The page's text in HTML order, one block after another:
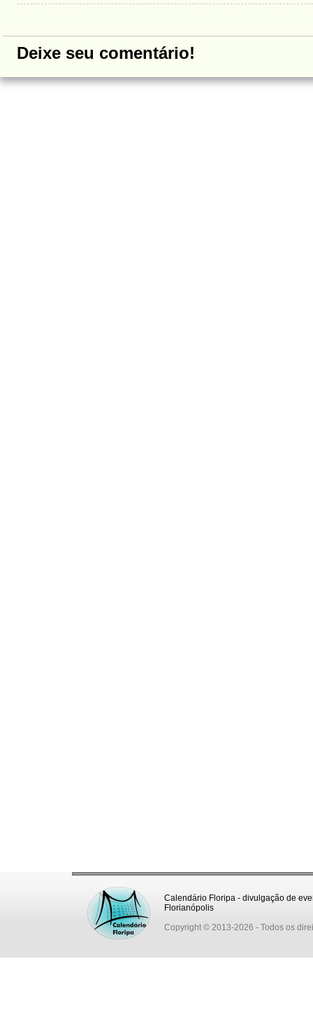
Deixe seu comentário!
Calendário Floripa - divulgação de
Florianópolis
Copyright © 2013-2026 - Todos os